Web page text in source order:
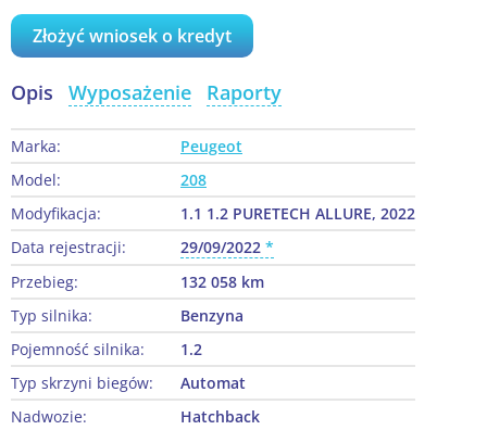
Złożyć wniosek o kredyt
Opis Wyposażenie Raporty
Marka:
Peugeot
Model:
208
Modyfikacja:
1.1 1.2 PURETECH ALLURE, 2022
Data rejestracji:
29/09/2022
Przebieg:
132 058 km
Typ silnika:
Benzyna
Pojemność silnika:
1.2
Typ skrzyni biegów:
Automat
Nadwozie:
Hatchback